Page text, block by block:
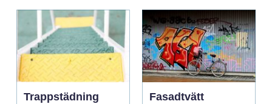
Trappstädning
Fasadtvätt